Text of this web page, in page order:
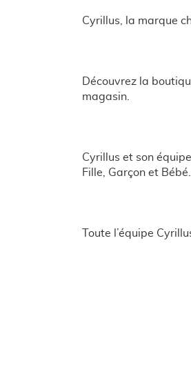
Cyrillus, la marque
Découvrez la
magasin.
Cyrillus et son
Fille, Garçon et
Toute l’équipe